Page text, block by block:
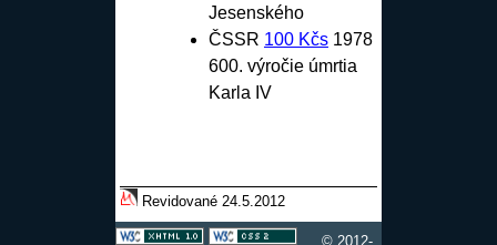
Jesenského
ČSSR 100 Kčs1978
600. výročie úmrtia
Karla IV
Revidované 24.5.2012
© 2012-